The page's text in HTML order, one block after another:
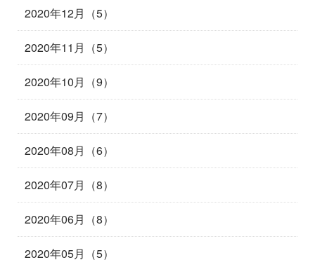
2020年12月（5）
2020年11月（5）
2020年10月（9）
2020年09月（7）
2020年08月（6）
2020年07月（8）
2020年06月（8）
2020年05月（5）